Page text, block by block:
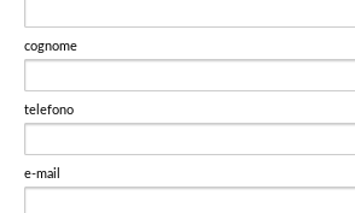
cognome
telefono
e-mail